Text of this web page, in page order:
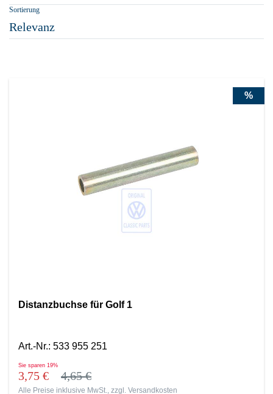
Sortierung
Relevanz
%
Distanzbuchse für Golf 1
Art.-Nr.: 533 955 251
Sie sparen 19%
3,75 € 4,65 €
Alle Preise inklusive MwSt., zzgl. Versandkosten